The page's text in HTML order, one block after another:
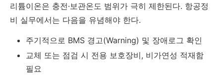
리튬이온은 충전·보관온도 범위가 극히 제한된다. 항공정
비 실무에서는 다음을 유념해야 한다.
주기적으로 BMS 경고(Warning) 및 장애로그 확인
교체 또는 점검 시 전용 보호장비, 비가연성 적재함
필요